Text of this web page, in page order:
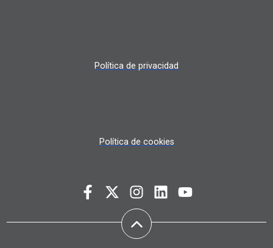
Política de privacidad
Política de cookies